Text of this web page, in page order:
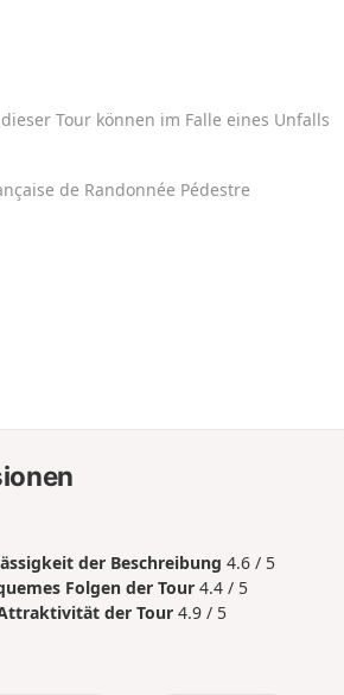
Tour können im Falle eines Unfalls
de Randonnée Pédestre
der Beschreibung 4.6 / 5
Folgen der Tour 4.4 / 5
der Tour 4.9 / 5